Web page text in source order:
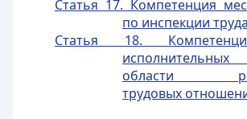
Статья 17. Компетенция
по инспекции труда
Статья 18.
области
трудовых